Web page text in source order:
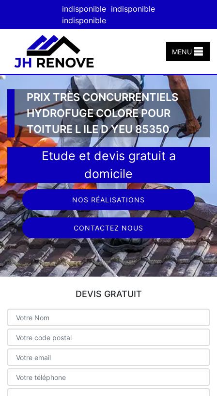
indisponible indisponible
indisponible
MENU
PRIX TRÈS CONCURRENTIELS
HYDROFUGE COLORE POUR
TOITURE L ILE D YEU 85350
Etude et devis gratuit a
domicile
NOS RÉALISATIONS
CONTACTEZ NOUS
DEVIS GRATUIT